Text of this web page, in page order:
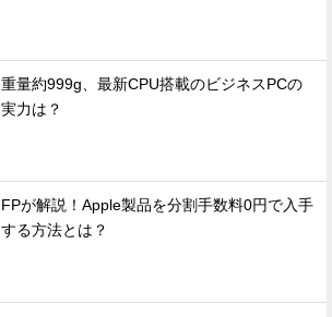
重量約999g、最新CPU搭載のビジネスPCの
実力は？
FPが解説！Apple製品を分割手数料0円で入手
する方法とは？